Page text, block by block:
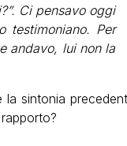
Ci pensavo oggi
testimoniano. Per
andavo, lui non la
la sintonia